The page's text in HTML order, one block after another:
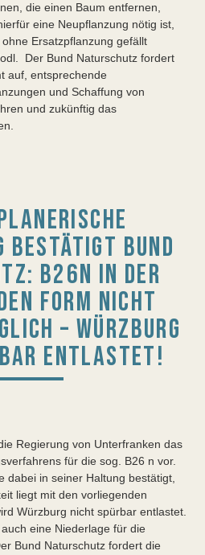
die einen Baum entfernen,
eine Neupflanzung nötig ist,
Ersatzpflanzung gefällt
Der Bund Naturschutz fordert
auf, entsprechende
und Schaffung von
und zukünftig das
BESTÄTIGT BUND
B26N IN DER
FORM NICHT
– WÜRZBURG
ENTLASTET!
Regierung von Unterfranken das
für die sog. B26 n vor.
dabei in seiner Haltung bestätigt,
liegt mit den vorliegenden
Würzburg nicht spürbar entlastet.
eine Niederlage für die
Bund Naturschutz fordert die